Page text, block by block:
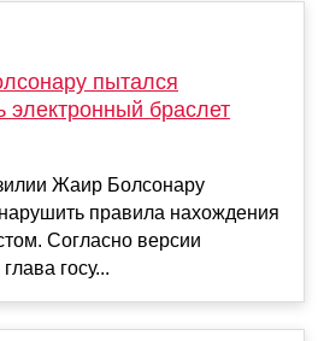
пытался
электронный браслет
Жаир Болсонару
правила нахождения
Согласно версии
госу...